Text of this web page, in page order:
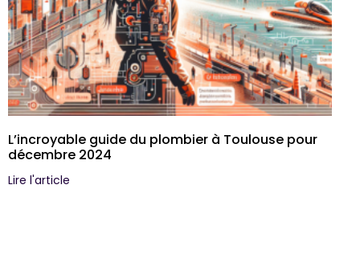
L’incroyable guide du plombier à Toulouse pour
décembre 2024
Lire l'article